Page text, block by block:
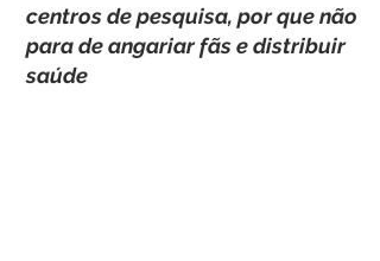
centros de pesquisa, por que não
para de angariar fãs e distribuir
saúde